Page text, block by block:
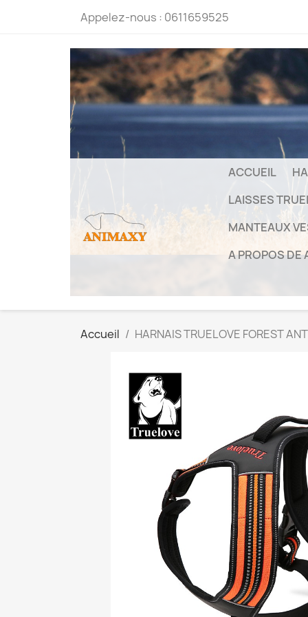
Appelez-nous : 0611659525
ACCUEIL
LAISSES
MANTEAUX
A PROPOS DE
Accueil HARNAIS TRUELOVE FOREST